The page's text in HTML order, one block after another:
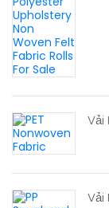
Vải
Vải